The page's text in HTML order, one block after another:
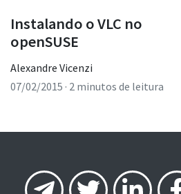
Instalando o VLC no
openSUSE
Alexandre Vicenzi
07/02/2015 · 2 minutos de leitura